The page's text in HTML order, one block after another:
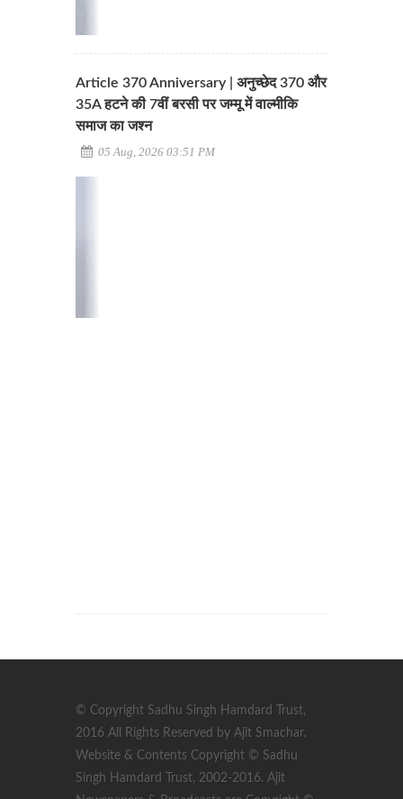
Article 370 Anniversary | अनुच्छेद 370 और
35A हटने की 7वीं बरसी पर जम्मू में वाल्मीकि
समाज का जश्न
05 Aug, 2026 03:51 PM
© Copyright Sadhu Singh Hamdard Trust,
2016 All Rights Reserved by Ajit Smachar.
Website & Contents Copyright © Sadhu
Singh Hamdard Trust, 2002-2016. Ajit